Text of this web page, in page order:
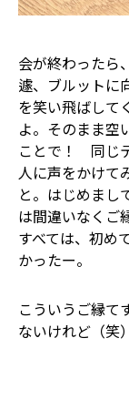
会が終わったら
遽、ブルットに
を笑い飛ばして
よ。そのまま空
ことで！ 同じ
人に声をかけて
と。はじめまし
は間違いなくご
すべては、初め
かったー。
こういうご縁て
ないけれど（笑